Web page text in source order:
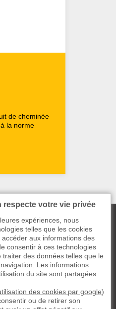
de cheminée
la norme
respecte votre vie privée
expériences, nous
telles que les cookies
aux informations des
consentir à ces technologies
traiter des données telles que le
Les informations
du site sont partagées
des cookies par google)
ou de retirer son